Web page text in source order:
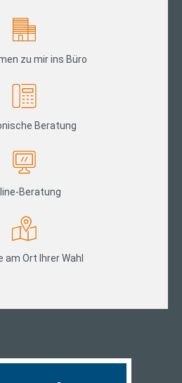
zu mir ins Büro
Beratung
Beratung
am Ort Ihrer Wahl